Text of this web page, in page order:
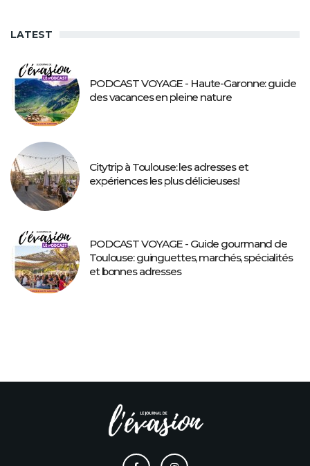
LATEST
PODCAST VOYAGE - Haute-Garonne: guide
des vacances en pleine nature
Citytrip à Toulouse: les adresses et
expériences les plus délicieuses!
PODCAST VOYAGE - Guide gourmand de
Toulouse: guinguettes, marchés, spécialités
et bonnes adresses